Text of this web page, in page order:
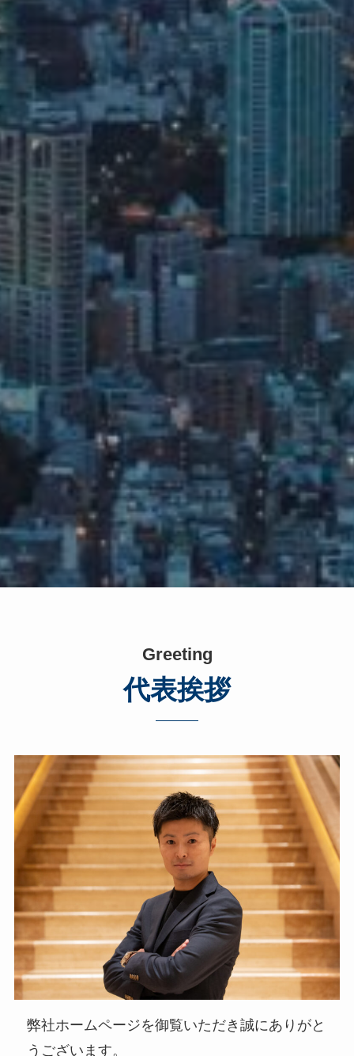
Greeting
代表挨拶
弊社ホームページを御覧いただき誠にありがと
うございます。